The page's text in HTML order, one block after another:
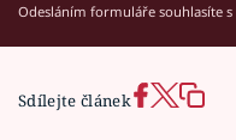
Odesláním formuláře souhlasíte s
Sdílejte článek